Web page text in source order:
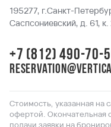
195277, г.Санкт-
Саспсониевский, д. 61,
+7 (812) 490-70-
Стоимость, указанная на
офертой. Окончательная